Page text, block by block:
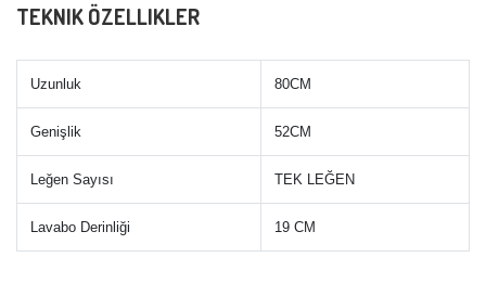
TEKNIK ÖZELLIKLER
Uzunluk 80CM
Genişlik 52CM
Leğen Sayısı TEK LEĞEN
Lavabo Derinliği 19 CM